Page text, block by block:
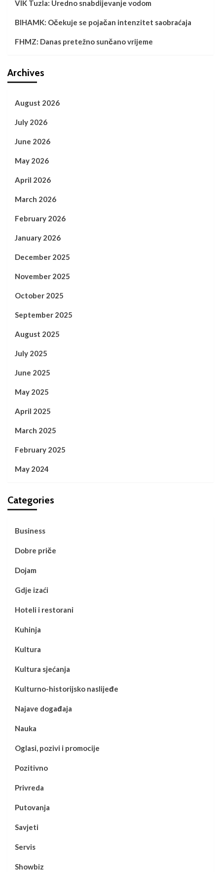
VIK Tuzla: Uredno snabdijevanje vodom
BIHAMK: Očekuje se pojačan intenzitet saobraćaja
FHMZ: Danas pretežno sunčano vrijeme
Archives
August 2026
July 2026
June 2026
May 2026
April 2026
March 2026
February 2026
January 2026
December 2025
November 2025
October 2025
September 2025
August 2025
July 2025
June 2025
May 2025
April 2025
March 2025
February 2025
May 2024
Categories
Business
Dobre priče
Dojam
Gdje izaći
Hoteli i restorani
Kuhinja
Kultura
Kultura sjećanja
Kulturno-historijsko naslijeđe
Najave događaja
Nauka
Oglasi, pozivi i promocije
Pozitivno
Privreda
Putovanja
Savjeti
Servis
Showbiz